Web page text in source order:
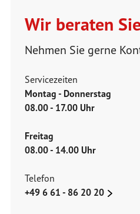
Wir beraten
Nehmen Sie gerne
Servicezeiten
Montag - Donnerstag
08.00 - 17.00 Uhr
Freitag
08.00 - 14.00 Uhr
Telefon
+49 6 61 - 86 20 20